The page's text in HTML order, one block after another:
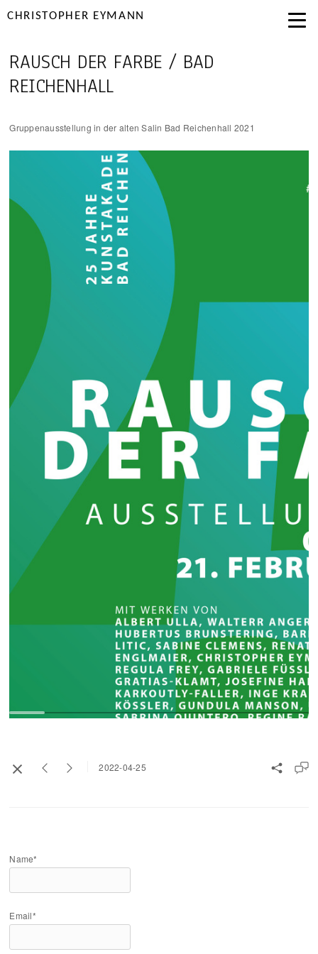
CHRISTOPHER EYMANN
RAUSCH DER FARBE / BAD
REICHENHALL
Gruppenausstellung in der alten Salin Bad Reichenhall 2021
2022-04-25
Name*
Email*